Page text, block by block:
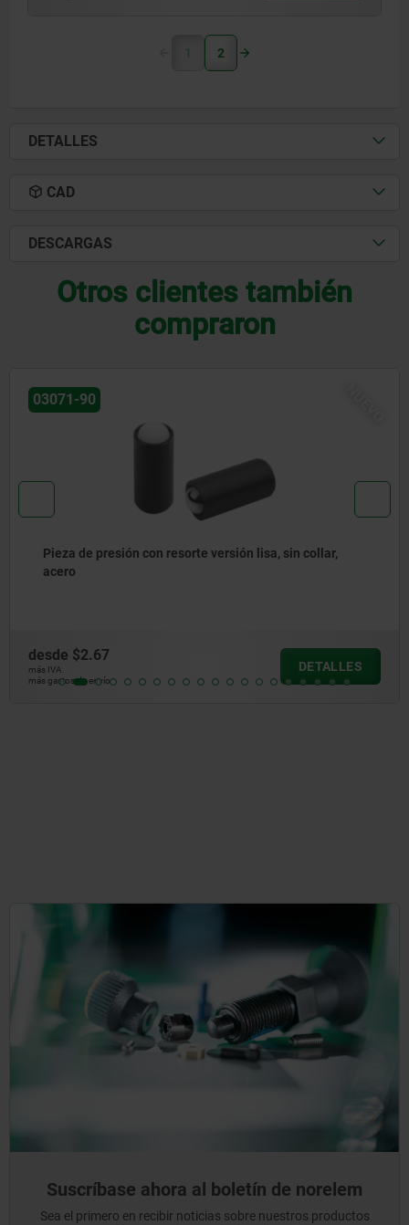
1 2
DETALLES
CAD
DESCARGAS
Otros clientes también
compraron
03072-20
Pieza de presión con resorte, para montaje a presión,
sin collar, acero
desde$2.79
más IVA.
más gastos de envío
DETALLES
Suscríbase ahora al boletín de norelem
Sea el primero en recibir noticias sobre nuestros productos